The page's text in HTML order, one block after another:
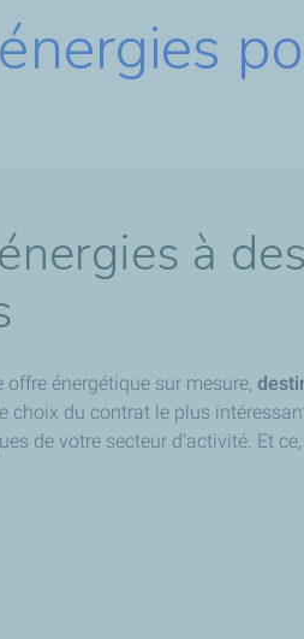
à
offre énergétique sur mesure,
choix du contrat le plus
de votre secteur d’activité. Et